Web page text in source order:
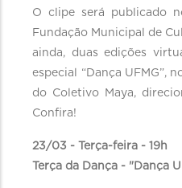
O clipe será publicado
Fundação Municipal de
ainda, duas edições
especial “Dança UFMG”,
do Coletivo Maya,
Confira!
23/03 - Terça-feira - 19h
Terça da Dança - "Dança